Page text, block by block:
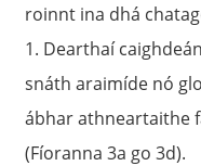
roinnt ina dhá
1. Dearthaí
snáth araimíde nó
ábhar athneartaithe
(Fíoranna 3a go 3d).